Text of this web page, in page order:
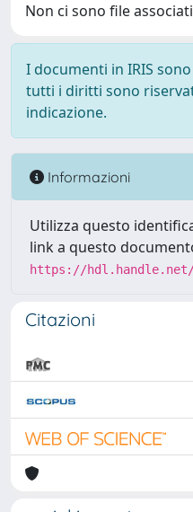
Non ci sono file
I documenti in IRIS
tutti i diritti sono
indicazione.
Informazioni
Utilizza questo
link a questo
https://hdl.handle.net/
Citazioni